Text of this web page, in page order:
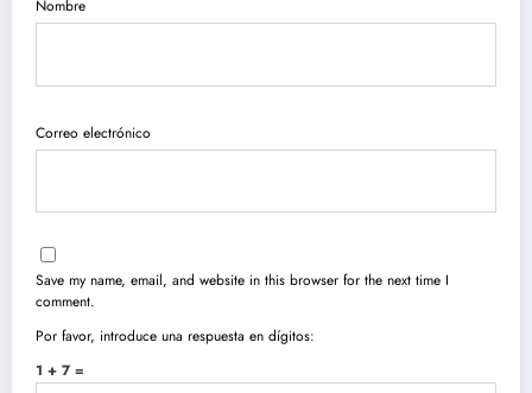
Nombre
Correo electrónico
Save my name, email, and website in this browser for the next time I
comment.
Por favor, introduce una respuesta en dígitos:
1 + 7 =